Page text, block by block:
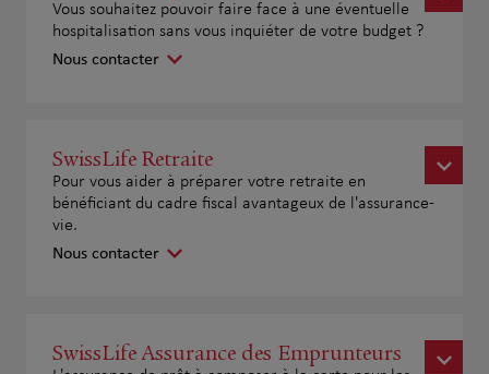
Vous souhaitez pouvoir faire face à une éventuelle
hospitalisation sans vous inquiéter de votre budget ?
Nous contacter
SwissLife Retraite
Pour vous aider à préparer votre retraite en
bénéficiant du cadre fiscal avantageux de l'assurance-
vie.
Nous contacter
SwissLife Assurance des Emprunteurs